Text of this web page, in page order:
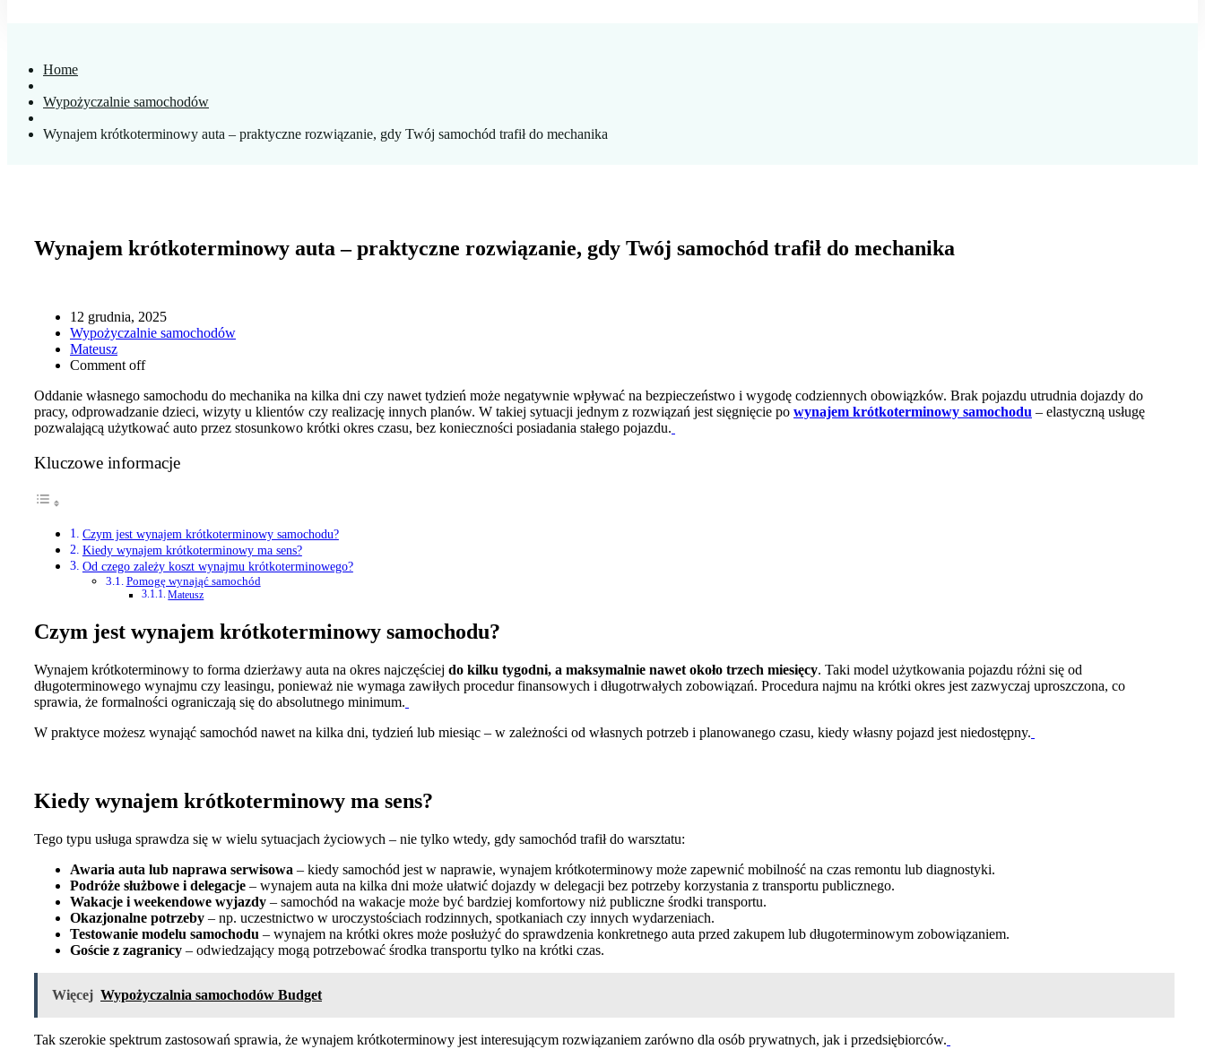
Home
Wypożyczalnie samochodów
Wynajem krótkoterminowy auta – praktyczne rozwiązanie, gdy Twój samochód trafił do mechanika
Wynajem krótkoterminowy auta – praktyczne rozwiązanie, gdy Twój samochód trafił do mechanika
12 grudnia, 2025
Wypożyczalnie samochodów
Mateusz
Comment off
Oddanie własnego samochodu do mechanika na kilka dni czy nawet tydzień może negatywnie wpływać na bezpieczeństwo i wygodę codziennych obowiązków. Brak pojazdu utrudnia dojazdy do
pracy, odprowadzanie dzieci, wizyty u klientów czy realizację innych planów. W takiej sytuacji jednym z rozwiązań jest sięgnięcie po wynajem krótkoterminowy samochodu – elastyczną usługę
pozwalającą użytkować auto przez stosunkowo krótki okres czasu, bez konieczności posiadania stałego pojazdu.
Kluczowe informacje
Czym jest wynajem krótkoterminowy samochodu?
Kiedy wynajem krótkoterminowy ma sens?
Od czego zależy koszt wynajmu krótkoterminowego?
Pomogę wynająć samochód
Mateusz
Czym jest wynajem krótkoterminowy samochodu?
Wynajem krótkoterminowy to forma dzierżawy auta na okres najczęściej do kilku tygodni, a maksymalnie nawet około trzech miesięcy. Taki model użytkowania pojazdu różni się od
długoterminowego wynajmu czy leasingu, ponieważ nie wymaga zawiłych procedur finansowych i długotrwałych zobowiązań. Procedura najmu na krótki okres jest zazwyczaj uproszczona, co
sprawia, że formalności ograniczają się do absolutnego minimum.
W praktyce możesz wynająć samochód nawet na kilka dni, tydzień lub miesiąc – w zależności od własnych potrzeb i planowanego czasu, kiedy własny pojazd jest niedostępny.
Kiedy wynajem krótkoterminowy ma sens?
Tego typu usługa sprawdza się w wielu sytuacjach życiowych – nie tylko wtedy, gdy samochód trafił do warsztatu:
Awaria auta lub naprawa serwisowa – kiedy samochód jest w naprawie, wynajem krótkoterminowy może zapewnić mobilność na czas remontu lub diagnostyki.
Podróże służbowe i delegacje – wynajem auta na kilka dni może ułatwić dojazdy w delegacji bez potrzeby korzystania z transportu publicznego.
Wakacje i weekendowe wyjazdy – samochód na wakacje może być bardziej komfortowy niż publiczne środki transportu.
Okazjonalne potrzeby – np. uczestnictwo w uroczystościach rodzinnych, spotkaniach czy innych wydarzeniach.
Testowanie modelu samochodu – wynajem na krótki okres może posłużyć do sprawdzenia konkretnego auta przed zakupem lub długoterminowym zobowiązaniem.
Goście z zagranicy – odwiedzający mogą potrzebować środka transportu tylko na krótki czas.
Więcej Wypożyczalnia samochodów Budget
Tak szerokie spektrum zastosowań sprawia, że wynajem krótkoterminowy jest interesującym rozwiązaniem zarówno dla osób prywatnych, jak i przedsiębiorców.